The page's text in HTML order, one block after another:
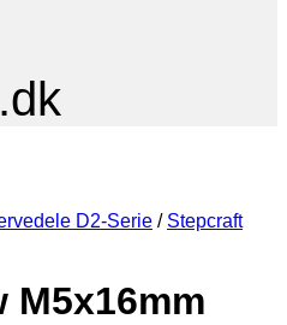
D2-Serie / Stepcraft
M5x16mm